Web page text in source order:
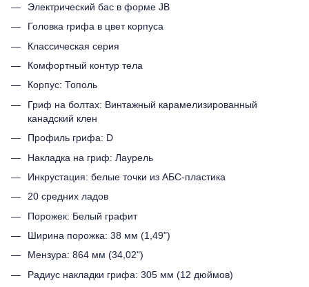
Электрический бас в форме JB
Головка грифа в цвет корпуса
Классическая серия
Комфортный контур тела
Корпус: Тополь
Гриф на болтах: Винтажный карамелизированный
канадский клен
Профиль грифа: D
Накладка на гриф: Лаурель
Инкрустация: белые точки из АБС-пластика
20 средних ладов
Порожек: Белый графит
Ширина порожка: 38 мм (1,49")
Мензура: 864 мм (34,02")
Радиус накладки грифа: 305 мм (12 дюймов)